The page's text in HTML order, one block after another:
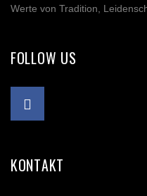
Werte von Tradition,
FOLLOW US
KONTAKT